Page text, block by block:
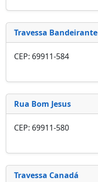
Travessa Bandeirante
CEP: 69911-584
Rua Bom Jesus
CEP: 69911-580
Travessa Canadá